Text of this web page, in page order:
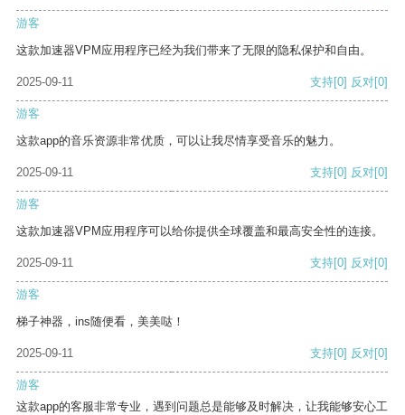
游客
这款加速器VPM应用程序已经为我们带来了无限的隐私保护和自由。
2025-09-11 支持[0] 反对[0]
游客
这款app的音乐资源非常优质，可以让我尽情享受音乐的魅力。
2025-09-11 支持[0] 反对[0]
游客
这款加速器VPM应用程序可以给你提供全球覆盖和最高安全性的连接。
2025-09-11 支持[0] 反对[0]
游客
梯子神器，ins随便看，美美哒！
2025-09-11 支持[0] 反对[0]
游客
这款app的客服非常专业，遇到问题总是能够及时解决，让我能够安心工